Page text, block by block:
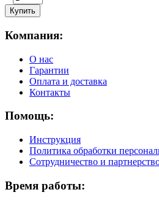
Компания:
О нас
Гарантии
Оплата и доставка
Контакты
Помощь:
Инструкция
Политика обработки
Сотрудничество и
Время работы: